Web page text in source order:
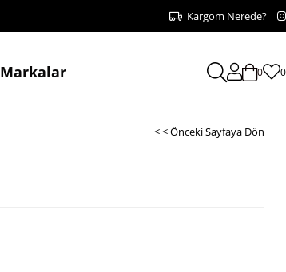
Kargom Nerede?
Markalar 0 0
< < Önceki Sayfaya Dön